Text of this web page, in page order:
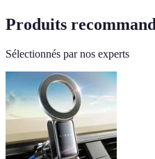
Produits
Sélectionnés par nos experts